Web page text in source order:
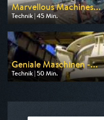
Marvellous Machines...
Technik | 45 Min.
Ausgestrahlt von WELT
am 13.08.2026, 00:55
Geniale Maschinen -...
Technik | 50 Min.
Ausgestrahlt von WELT